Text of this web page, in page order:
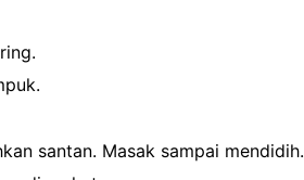
santan. Masak sampai mendidih.